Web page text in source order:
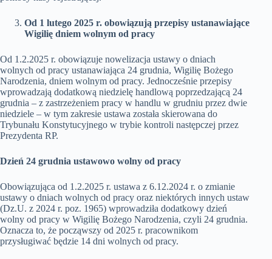
Od 1 lutego 2025 r. obowiązują przepisy ustanawiające
Wigilię dniem wolnym od pracy
Od 1.2.2025 r. obowiązuje nowelizacja ustawy o dniach
wolnych od pracy ustanawiająca 24 grudnia, Wigilię Bożego
Narodzenia, dniem wolnym od pracy. Jednocześnie przepisy
wprowadzają dodatkową niedzielę handlową poprzedzającą 24
grudnia – z zastrzeżeniem pracy w handlu w grudniu przez dwie
niedziele – w tym zakresie ustawa została skierowana do
Trybunału Konstytucyjnego w trybie kontroli następczej przez
Prezydenta RP.
Dzień 24 grudnia ustawowo wolny od pracy
Obowiązująca od 1.2.2025 r. ustawa z 6.12.2024 r. o zmianie
ustawy o dniach wolnych od pracy oraz niektórych innych ustaw
(Dz.U. z 2024 r. poz. 1965) wprowadziła dodatkowy dzień
wolny od pracy w Wigilię Bożego Narodzenia, czyli 24 grudnia.
Oznacza to, że począwszy od 2025 r. pracownikom
przysługiwać będzie 14 dni wolnych od pracy.